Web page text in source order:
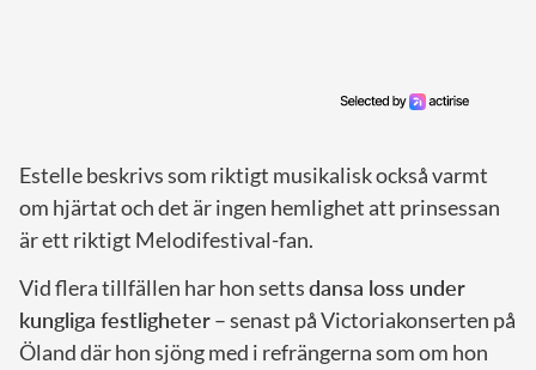
Estelle beskrivs som riktigt musikalisk också varmt
om hjärtat och det är ingen hemlighet att prinsessan
är ett riktigt Melodifestival-fan.
Vid flera tillfällen har hon settsdansa loss under
kungliga festligheter– senast på Victoriakonserten på
Öland där hon sjöng med i refrängerna som om hon